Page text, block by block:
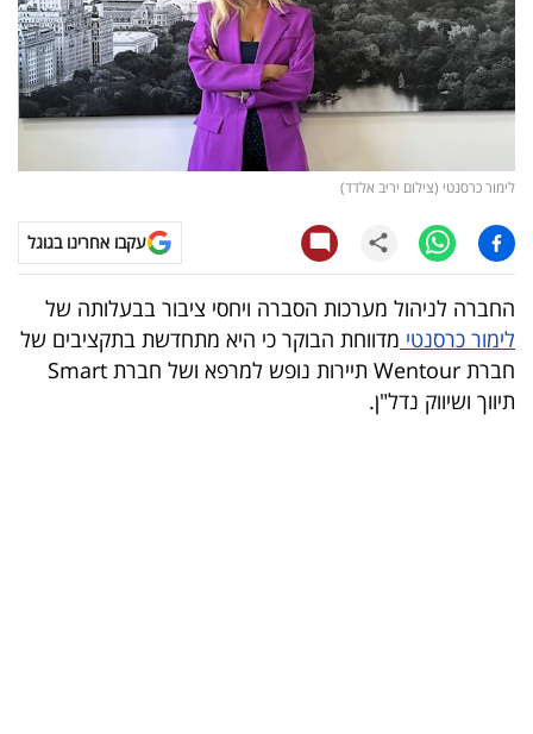
דעות
רכילות
עסקית
קריפטו
ויראלי
טלוויזיה
עסקי
ספורט
לימור כרסנטי (צילום יריב אלדד)
עקבו אחרינו בגוגל
החברה לניהול מערכות הסברה ויחסי ציבור בבעלותה של
לימור כרסנטי מדווחת הבוקר כי היא מתחדשת בתקציבים של
חברת Wentour תיירות נופש למרפא ושל חברת Smart
תיווך ושיווק נדל"ן.